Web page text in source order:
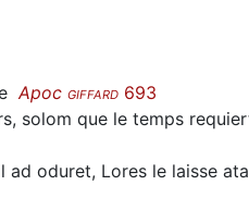
Apoc GIFFARD 693
solom que le temps
ad oduret, Lores le laisse